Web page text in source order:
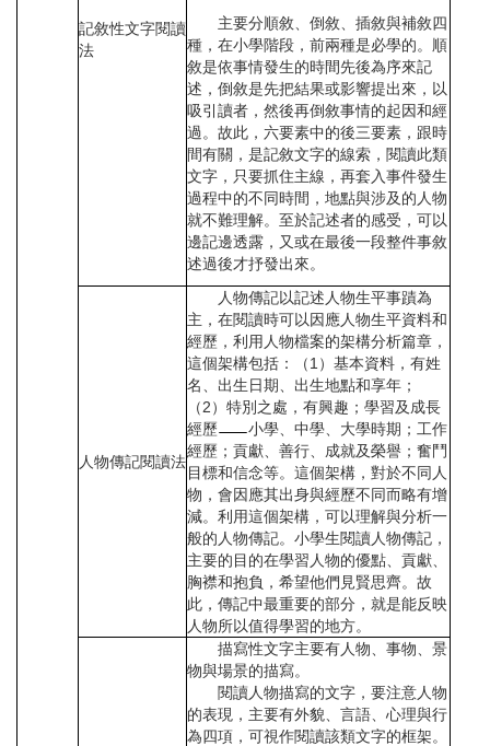
記敘性文字閱讀
法
主要分順敘、倒敘、插敘與補敘四
種，在小學階段，前兩種是必學的。順
敘是依事情發生的時間先後為序來記
述，倒敘是先把結果或影響提出來，以
吸引讀者，然後再倒敘事情的起因和經
過。故此，六要素中的後三要素，跟時
間有關，是記敘文字的線索，閱讀此類
文字，只要抓住主線，再套入事件發生
過程中的不同時間，地點與涉及的人物
就不難理解。至於記述者的感受，可以
邊記邊透露，又或在最後一段整件事敘
述過後才抒發出來。
人物傳記閱讀法
人物傳記以記述人物生平事蹟為
主，在閱讀時可以因應人物生平資料和
經歷，利用人物檔案的架構分析篇章，
這個架構包括：（1）基本資料，有姓
名、出生日期、出生地點和享年；
（2）特別之處，有興趣；學習及成長
經歷
小學、中學、大學時期；工作
經歷；貢獻、善行、成就及榮譽；奮鬥
目標和信念等。這個架構，對於不同人
物，會因應其出身與經歷不同而略有增
減。利用這個架構，可以理解與分析一
般的人物傳記。小學生閱讀人物傳記，
主要的目的在學習人物的優點、貢獻、
胸襟和抱負，希望他們見賢思齊。故
此，傳記中最重要的部分，就是能反映
人物所以值得學習的地方。
描寫性文字主要有人物、事物、景
物與場景的描寫。
閱讀人物描寫的文字，要注意人物
的表現，主要有外貌、言語、心理與行
為四項，可視作閱讀該類文字的框架。